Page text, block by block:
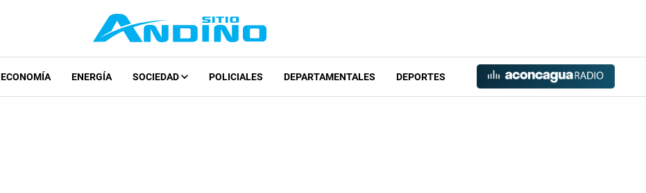
ECONOMÍA ENERGÍA SOCIEDAD POLICIALES DEPARTAMENTALES DEPORTES